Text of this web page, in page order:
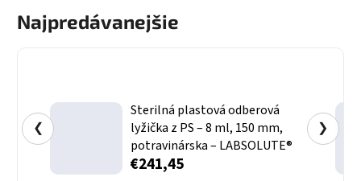
Najpredávanejšie
Sterilná plastová odberová
lyžička z PS – 8 ml, 150 mm,
potravinárska – LABSOLUTE®
€241,45
❮ ❯